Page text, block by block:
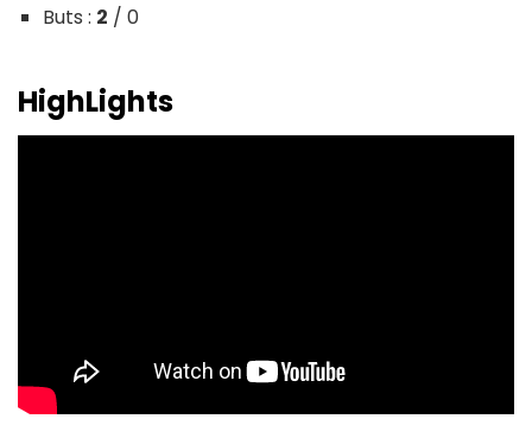
Buts : 2 / 0
HighLights